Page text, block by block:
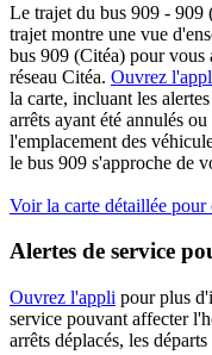
Le trajet du bus 909 - 909
trajet montre une vue
bus 909 (Citéa) pour vous
réseau Citéa. Ouvrez
la carte, incluant les
arrêts ayant été annulés
l'emplacement des
le bus 909 s'approche de
Voir la carte détaillée pour
Alertes de service
Ouvrez l'appli pour plus
service pouvant affecter
arrêts déplacés, les